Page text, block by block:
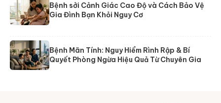
Bệnh sởi Cảnh Giác Cao Độ và Cách Bảo Vệ
Gia Đình Bạn Khỏi Nguy Cơ
Bệnh Mãn Tính: Nguy Hiểm Rình Rập & Bí
Quyết Phòng Ngừa Hiệu Quả Từ Chuyên Gia